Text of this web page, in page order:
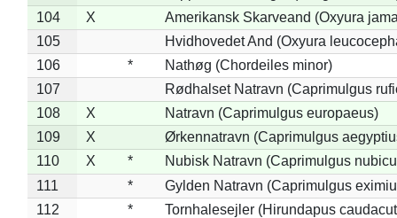
104
X
Amerikansk Skarveand (Oxyura
105
Hvidhovedet And (Oxyura
106
*
Nathøg (Chordeiles minor)
107
Rødhalset Natravn (Caprimulgus
108
X
Natravn (Caprimulgus europaeus)
109
X
Ørkennatravn (Caprimulgus
110
X *
Nubisk Natravn (Caprimulgus
111
*
Gylden Natravn (Caprimulgus
112
*
Tornhalesejler (Hirundapus